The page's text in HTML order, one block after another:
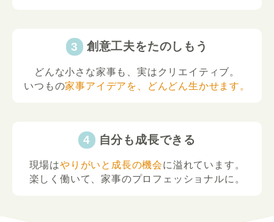
創意工夫をたのしもう
どんな小さな家事も、実はクリエイティブ。
いつもの家事アイデアを、どんどん生かせます。
自分も成長できる
現場はやりがいと成長の機会に溢れています。
楽しく働いて、家事のプロフェッショナルに。